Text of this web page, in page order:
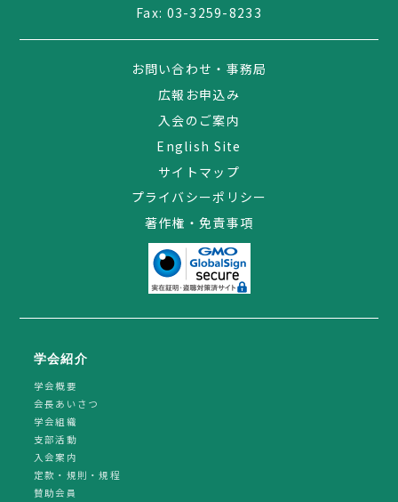
Fax: 03-3259-8233
お問い合わせ・事務局
広報お申込み
入会のご案内
English Site
サイトマップ
プライバシーポリシー
著作権・免責事項
学会紹介
学会概要
会長あいさつ
学会組織
支部活動
入会案内
定款・規則・規程
賛助会員